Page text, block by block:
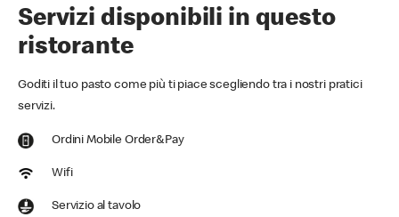
Servizi disponibili in questo
ristorante
Goditi il tuo pasto come più ti piace scegliendo tra i nostri pratici
servizi.
Ordini Mobile Order&Pay
Wifi
Servizio al tavolo